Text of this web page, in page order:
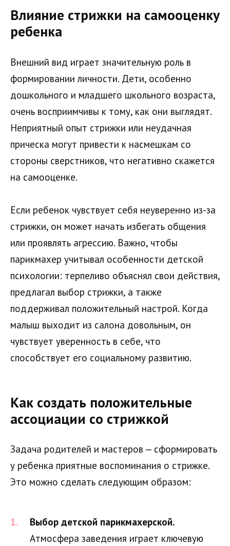
Влияние стрижки на самооценку
ребенка
Внешний вид играет значительную роль в
формировании личности. Дети, особенно
дошкольного и младшего школьного возраста,
очень восприимчивы к тому, как они выглядят.
Неприятный опыт стрижки или неудачная
прическа могут привести к насмешкам со
стороны сверстников, что негативно скажется
на самооценке.
Если ребенок чувствует себя неуверенно из-за
стрижки, он может начать избегать общения
или проявлять агрессию. Важно, чтобы
парикмахер учитывал особенности детской
психологии: терпеливо объяснял свои действия,
предлагал выбор стрижки, а также
поддерживал положительный настрой. Когда
малыш выходит из салона довольным, он
чувствует уверенность в себе, что
способствует его социальному развитию.
Как создать положительные
ассоциации со стрижкой
Задача родителей и мастеров — сформировать
у ребенка приятные воспоминания о стрижке.
Это можно сделать следующим образом:
Выбор детской парикмахерской.
Атмосфера заведения играет ключевую